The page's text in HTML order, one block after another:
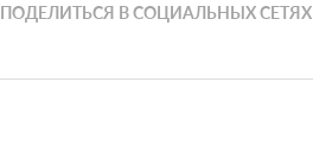
ПОДЕЛИТЬСЯ В СОЦИАЛЬНЫХ СЕТЯХ